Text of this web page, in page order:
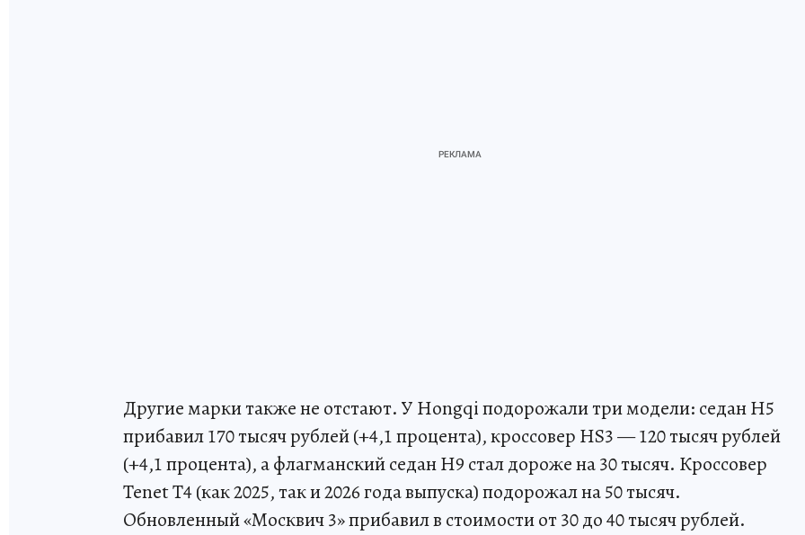
Другие марки также не отстают. У Hongqi подорожали три модели: седан H5
прибавил 170 тысяч рублей (+4,1 процента), кроссовер HS3 — 120 тысяч рублей
(+4,1 процента), а флагманский седан H9 стал дороже на 30 тысяч. Кроссовер
Tenet T4 (как 2025, так и 2026 года выпуска) подорожал на 50 тысяч.
Обновленный «Москвич 3» прибавил в стоимости от 30 до 40 тысяч рублей.